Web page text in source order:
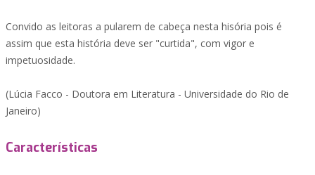
Convido as leitoras a pularem de cabeça nesta hisória pois é
assim que esta história deve ser "curtida", com vigor e
impetuosidade.
(Lúcia Facco - Doutora em Literatura - Universidade do Rio de
Janeiro)
Características